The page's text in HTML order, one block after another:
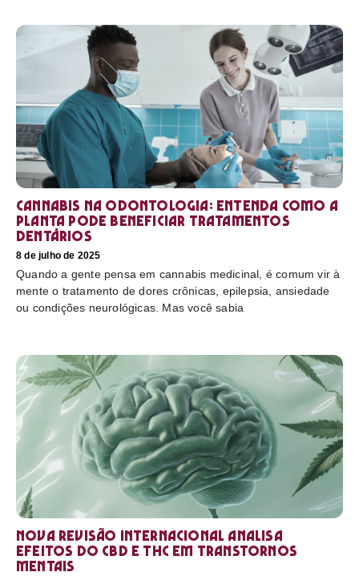
Cannabis na odontologia: entenda como a
planta pode beneficiar tratamentos
dentários
8 de julho de 2025
Quando a gente pensa em cannabis medicinal, é comum vir à
mente o tratamento de dores crônicas, epilepsia, ansiedade
ou condições neurológicas. Mas você sabia
Nova revisão internacional analisa
efeitos do CBD e THC em transtornos
mentais